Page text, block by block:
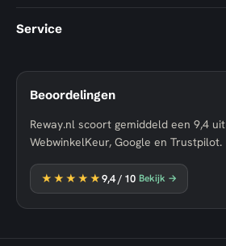
Service
Beoordelingen
Reway.nl scoort gemiddeld een 9,4 uit
WebwinkelKeur, Google en Trustpilot.
★★★★★9,4/ 10 Bekijk →